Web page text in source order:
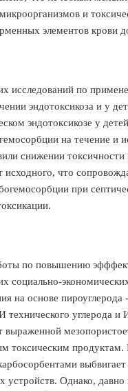
и
элементов крови
исследований по
эндотоксикоза и у
эндотоксикозе у
на течение и
снижении
исходного, что
при
по повышению
социально-
на основе
углерода и
токсическим продуктам.
Однако,